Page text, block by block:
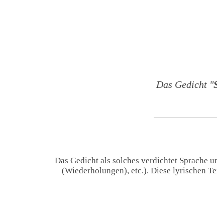
Das Gedicht "
Das Gedicht als solches verdichtet Sprache
(Wiederholungen), etc.). Diese lyrischen